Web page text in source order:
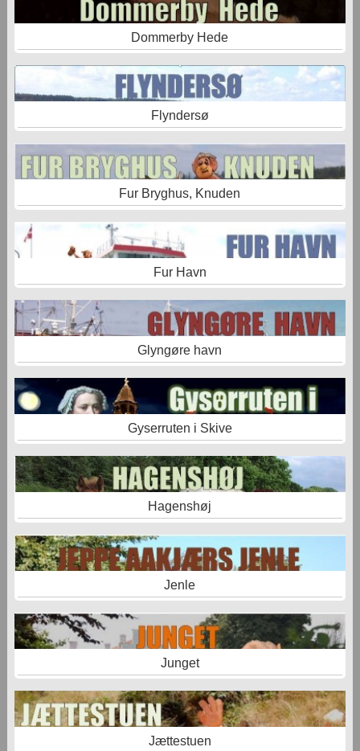
Dommerby Hede
Flyndersø
Fur Bryghus, Knuden
Fur Havn
Glyngøre havn
Gyserruten i Skive
Hagenshøj
Jenle
Junget
Jættestuen